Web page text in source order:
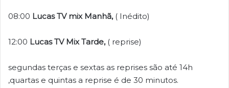
08:00 Lucas TV mix Manhã,( Inédito)
12:00 Lucas TV Mix Tarde,( reprise)
segundas terças e sextas as reprises são até 14h
,quartas e quintas a reprise é de 30 minutos.